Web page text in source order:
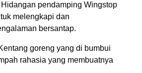
pendamping Wingstop
melengkapi dan
bersantap.
goreng yang di bumbui
rahasia yang membuatnya